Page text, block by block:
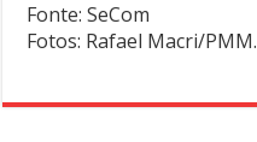
Fonte: SeCom
Fotos: Rafael Macri/PMM.